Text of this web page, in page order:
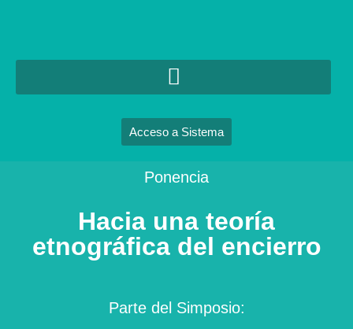
Acceso a Sistema
Ponencia
Hacia una teoría
etnográfica del encierro
Parte del Simposio: